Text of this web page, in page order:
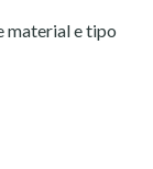
material e tipo